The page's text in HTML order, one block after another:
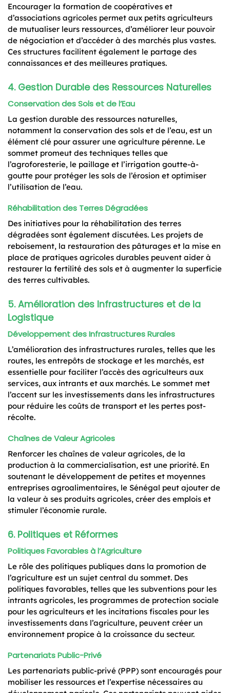
Encourager la formation de coopératives et
d’associations agricoles permet aux petits agriculteurs
de mutualiser leurs ressources, d’améliorer leur pouvoir
de négociation et d’accéder à des marchés plus vastes.
Ces structures facilitent également le partage des
connaissances et des meilleures pratiques.
4. Gestion Durable des Ressources Naturelles
Conservation des Sols et de l’Eau
La gestion durable des ressources naturelles,
notamment la conservation des sols et de l’eau, est un
élément clé pour assurer une agriculture pérenne. Le
sommet promeut des techniques telles que
l’agroforesterie, le paillage et l’irrigation goutte-à-
goutte pour protéger les sols de l’érosion et optimiser
l’utilisation de l’eau.
Réhabilitation des Terres Dégradées
Des initiatives pour la réhabilitation des terres
dégradées sont également discutées. Les projets de
reboisement, la restauration des pâturages et la mise en
place de pratiques agricoles durables peuvent aider à
restaurer la fertilité des sols et à augmenter la superficie
des terres cultivables.
5. Amélioration des Infrastructures et de la
Logistique
Développement des Infrastructures Rurales
L’amélioration des infrastructures rurales, telles que les
routes, les entrepôts de stockage et les marchés, est
essentielle pour faciliter l’accès des agriculteurs aux
services, aux intrants et aux marchés. Le sommet met
l’accent sur les investissements dans les infrastructures
pour réduire les coûts de transport et les pertes post-
récolte.
Chaînes de Valeur Agricoles
Renforcer les chaînes de valeur agricoles, de la
production à la commercialisation, est une priorité. En
soutenant le développement de petites et moyennes
entreprises agroalimentaires, le Sénégal peut ajouter de
la valeur à ses produits agricoles, créer des emplois et
stimuler l’économie rurale.
6. Politiques et Réformes
Politiques Favorables à l’Agriculture
Le rôle des politiques publiques dans la promotion de
l’agriculture est un sujet central du sommet. Des
politiques favorables, telles que les subventions pour les
intrants agricoles, les programmes de protection sociale
pour les agriculteurs et les incitations fiscales pour les
investissements dans l’agriculture, peuvent créer un
environnement propice à la croissance du secteur.
Partenariats Public-Privé
Les partenariats public-privé (PPP) sont encouragés pour
mobiliser les ressources et l’expertise nécessaires au